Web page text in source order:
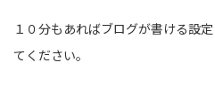
１０分もあればブログが書ける設
てください。